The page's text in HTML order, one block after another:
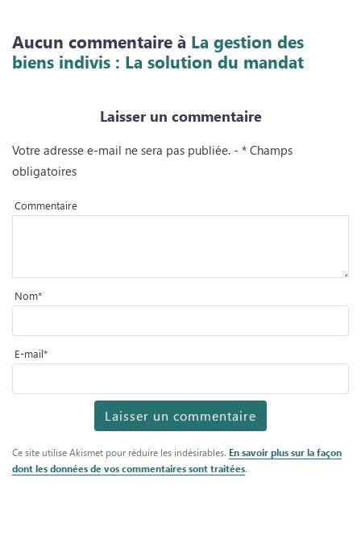
Aucun commentaire à La gestion des
biens indivis : La solution du mandat
Laisser un commentaire
Votre adresse e-mail ne sera pas publiée. - * Champs
obligatoires
Commentaire
Nom*
E-mail*
Ce site utilise Akismet pour réduire les indésirables. En savoir plus sur la façon
dont les données de vos commentaires sont traitées.